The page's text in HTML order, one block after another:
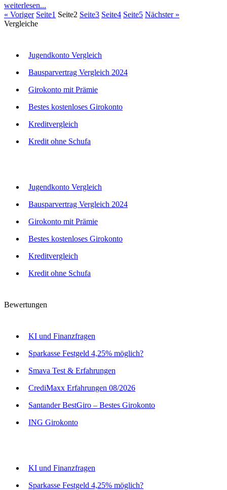
weiterlesen...
« Voriger Seite1 Seite2 Seite3 Seite4 Seite5 Nächster »
Vergleiche
Jugendkonto Vergleich
Bausparvertrag Vergleich 2024
Girokonto mit Prämie
Bestes kostenloses Girokonto
Kreditvergleich
Kredit ohne Schufa
Jugendkonto Vergleich
Bausparvertrag Vergleich 2024
Girokonto mit Prämie
Bestes kostenloses Girokonto
Kreditvergleich
Kredit ohne Schufa
Bewertungen
KI und Finanzfragen
Sparkasse Festgeld 4,25% möglich?
Smava Test & Erfahrungen
CrediMaxx Erfahrungen 08/2026
Santander BestGiro – Bestes Girokonto
ING Girokonto
KI und Finanzfragen
Sparkasse Festgeld 4,25% möglich?